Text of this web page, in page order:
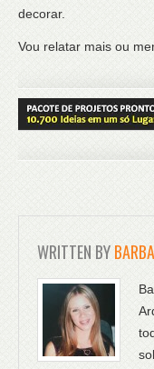
decorar.
Vou relatar mais ou
WRITTEN BY